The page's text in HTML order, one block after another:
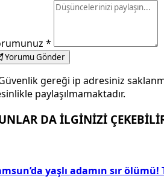
*
Yorumu Gönder
gereği ip adresiniz
paylaşılmamaktadır.
DA İLGİNİZİ
yaşlı adamın sır